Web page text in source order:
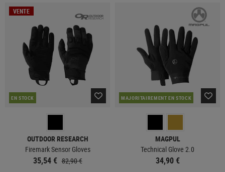
VENTE
EN STOCK
OUTDOOR RESEARCH
Firemark Sensor Gloves
35,54 € 82,90 €
MAJORITAIREMENT EN STOCK
MAGPUL
Technical Glove 2.0
34,90 €